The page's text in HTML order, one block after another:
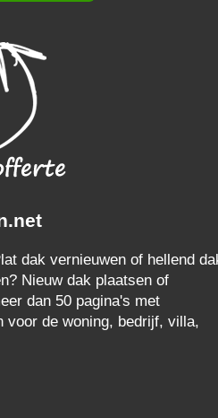
dak vernieuwen of hellend
Nieuw dak plaatsen of
dan 50 pagina's met
voor de woning, bedrijf, villa,